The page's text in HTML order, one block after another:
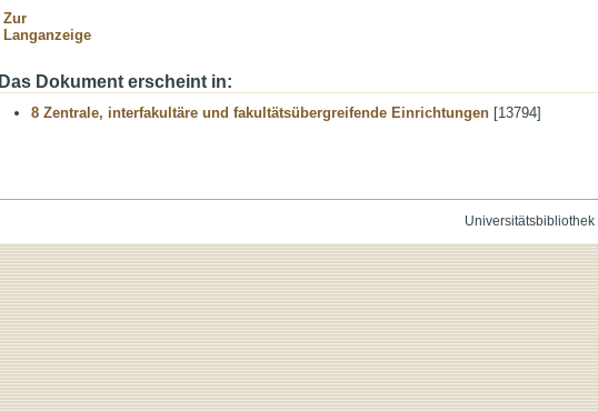
Zur
Langanzeige
Das Dokument erscheint in:
8 Zentrale, interfakultäre und fakultätsübergreifende Einrichtungen [13794]
Universitätsbibliothek|